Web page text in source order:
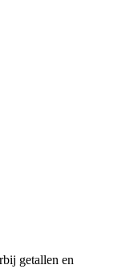
getallen en